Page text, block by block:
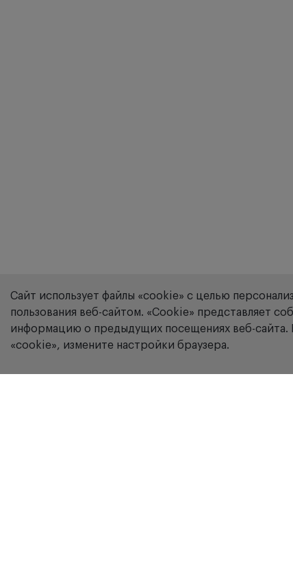
Сайт использует файлы «cookie» с целью
пользования веб-сайтом. «Сookie» представляет
информацию о предыдущих посещениях веб-сайта.
«cookie», измените настройки браузера.